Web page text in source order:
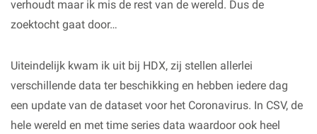
verhoudt maar ik mis de rest van de wereld. Dus de
zoektocht gaat door…
Uiteindelijk kwam ik uit bij HDX, zij stellen allerlei
verschillende data ter beschikking en hebben iedere dag
een update van de dataset voor het Coronavirus. In CSV, de
hele wereld en met time series data waardoor ook heel